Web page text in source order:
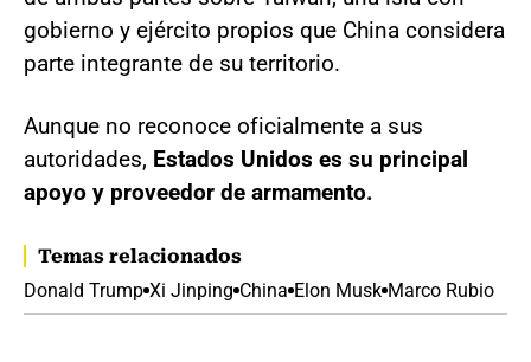
gobierno y ejército propios que China considera
parte integrante de su territorio.
Aunque no reconoce oficialmente a sus
autoridades, Estados Unidos es su principal
apoyo y proveedor de armamento.
Temas relacionados
Donald Trump Xi Jinping China Elon Musk Marco Rubio